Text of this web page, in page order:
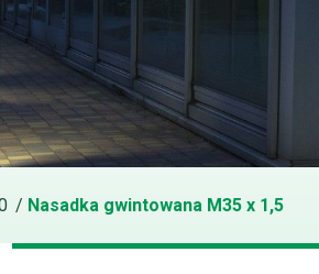
/ Nasadka gwintowana M35 x 1,5